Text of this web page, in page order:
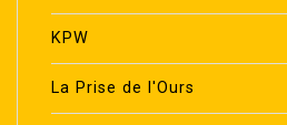
KPW
La Prise de l'Ours